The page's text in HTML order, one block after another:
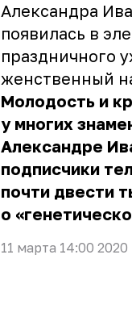
Александра
появилась в
праздничного
женственный
Молодость и
у многих
Александре
подписчики
почти двести
о
11 марта 14:00 2020